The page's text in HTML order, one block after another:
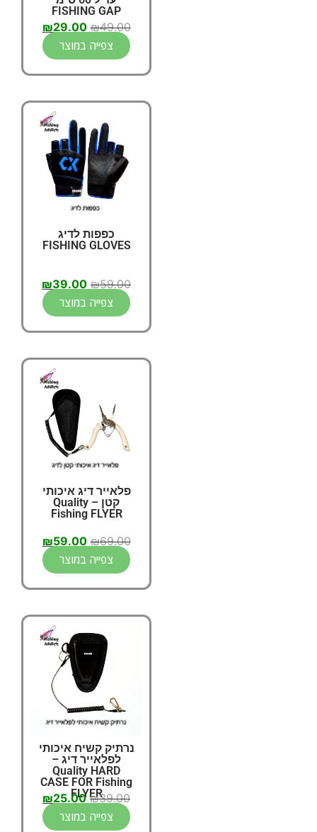
FISHING GAP
₪49.00
₪29.00
צפייה במוצר
כפפות לדיג
FISHING GLOVES
₪59.00
₪39.00
צפייה במוצר
פלאייר דיג איכותי
קטן – Quality
Fishing FLYER
₪69.00
₪59.00
צפייה במוצר
נרתיק קשיח איכותי
לפלאייר דיג –
Quality HARD
CASE FOR Fishing
FLYER
₪39.00
₪25.00
צפייה במוצר